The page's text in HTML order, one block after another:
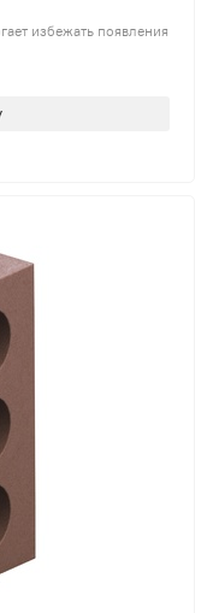
избежать появления